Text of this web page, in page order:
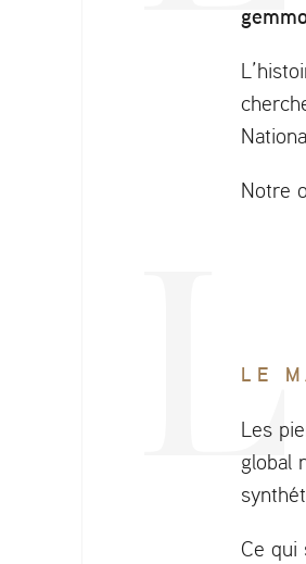
Notre
LE
Les
global
Ce qui